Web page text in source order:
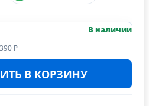
В наличии
₽
В КОРЗИНУ